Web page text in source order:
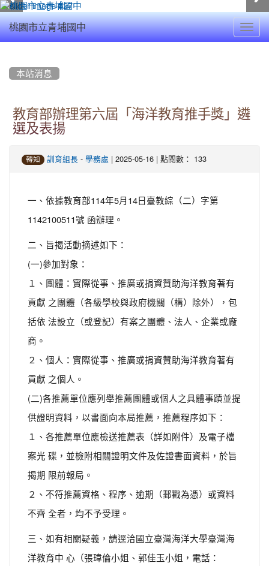
桃園市立青埔國中
本站消息
教育部辦理第六屆「海洋教育推手獎」遴
選及表揚
轉知 訓育組長 - 學務處 | 2025-05-16 | 點閱數： 133
一、依據教育部114年5月14日臺教綜（二）字第
1142100511號 函辦理。
二、旨揭活動摘述如下：
(一)參加對象：
１、團體：實際從事、推廣或捐資贊助海洋教育著有
貢獻 之團體（各級學校與政府機關（構）除外），包
括依 法設立（或登記）有案之團體、法人、企業或廠
商。
２、個人：實際從事、推廣或捐資贊助海洋教育著有
貢獻 之個人。
(二)各推薦單位應列舉推薦團體或個人之具體事蹟並提
供證明資料，以書面向本局推薦，推薦程序如下：
１、各推薦單位應檢送推薦表（詳如附件）及電子檔
案光 碟，並檢附相關證明文件及佐證書面資料，於旨
揭期 限前報局。
２、不符推薦資格、程序、逾期（郵戳為憑）或資料
不齊 全者，均不予受理。
三、如有相關疑義，請逕洽國立臺灣海洋大學臺灣海
洋教育中 心（張瑋倫小姐、郭佳玉小姐，電話：